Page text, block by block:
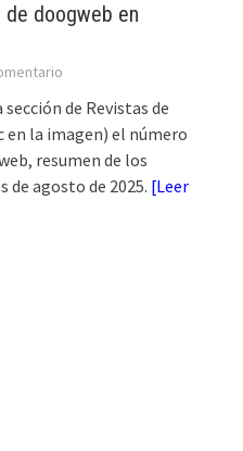
doogweb en
de Revistas de
en la imagen) el número
resumen de los
de agosto de 2025. [Leer